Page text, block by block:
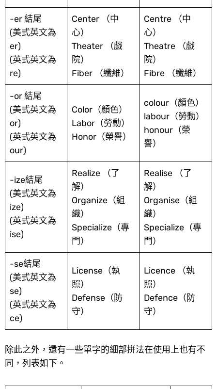
-er 結尾
(美式英文為
er)
(英式英文為
re)
Center （中
心）
Theater （戲
院）
Fiber （纖維）
Centre （中
心）
Theatre （戲
院）
Fibre （纖維）
-or 結尾
(美式英文為
or)
(英式英文為
our)
Color（顏色）
Labor（勞動）
Honor（榮譽）
colour（顏色）
labour（勞動）
honour（榮
譽）
-ize結尾
(美式英文為
ize)
(英式英文為
ise)
Realize （了
解）
Organize（組
織）
Specialize（專
門）
Realise （了
解）
Organise（組
織）
Specialize（專
門）
-se結尾
(美式英文為
se)
(英式英文為
ce)
License（執
照）
Defense（防
守）
Licence （執
照）
Defence（防
守）
除此之外，還有一些單字的細部拼法在使用上也有不
同，列表如下。